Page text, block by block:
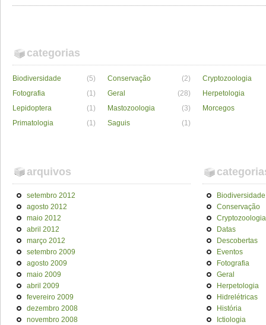
categorias
Biodiversidade (5) Conservação (2)
Cryptozoologia
Fotografia
(1) Geral (28)
Herpetologia
Lepidoptera
(1) Mastozoologia (3)
Morcegos
Primatologia
(1) Saguis (1)
arquivos
setembro 2012
agosto 2012
maio 2012
abril 2012
março 2012
setembro 2009
agosto 2009
maio 2009
abril 2009
fevereiro 2009
dezembro 2008
novembro 2008
Biodiversidade
Conservação
Cryptozoologia
Datas
Descobertas
Eventos
Fotografia
Geral
Herpetologia
Hidrelétricas
História
Ictiologia